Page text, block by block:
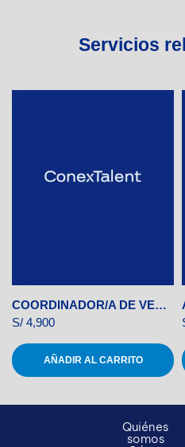
Servicios
COORDINADOR/A DE VENTAS ONLINE
S/ 4,900
AÑADIR AL CARRITO
Quiénes
somos